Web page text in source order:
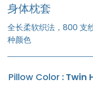
身体枕套
全长柔软织法，800 支
种颜色
Pillow Color : Twin